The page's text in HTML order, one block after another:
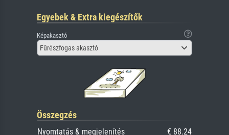
Egyebek & Extra kiegészítők
Képakasztó
Fűrészfogas akasztó
Összegzés
Nyomtatás & megjelenítés
€ 88.24